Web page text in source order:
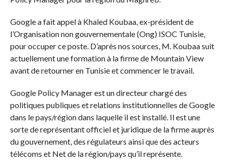
Google a fait appel à Khaled Koubaa, ex-président de
l’Organisation non gouvernementale (Ong) ISOC Tunisie,
pour occuper ce poste. D’après nos sources, M. Koubaa suit
actuellement une formation à la firme de Mountain View
avant de retourner en Tunisie et commencer le travail.
Google Policy Manager est un directeur chargé des
politiques publiques et relations institutionnelles de Google
dans le pays/région dans laquelle il est installé. Il est une
sorte de représentant officiel et juridique de la firme auprès
du gouvernement, des régulateurs ainsi que des acteurs
télécoms et Net de la région/pays qu’il représente.